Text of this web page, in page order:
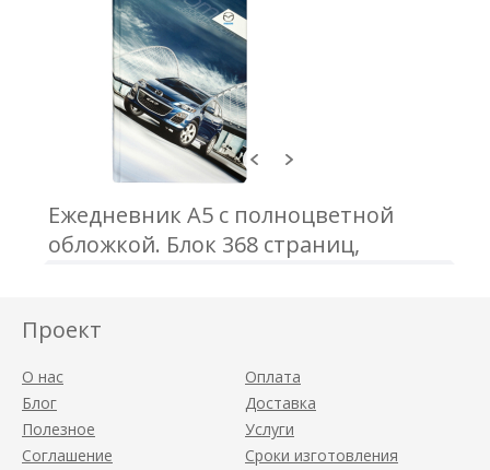
Ежедневник А5 с полноцветной
обложкой. Блок 368 страниц,
глянцевой ламинацией.
Проект
О нас
Блог
Полезное
Соглашение
Оплата
Доставка
Услуги
Сроки изготовления